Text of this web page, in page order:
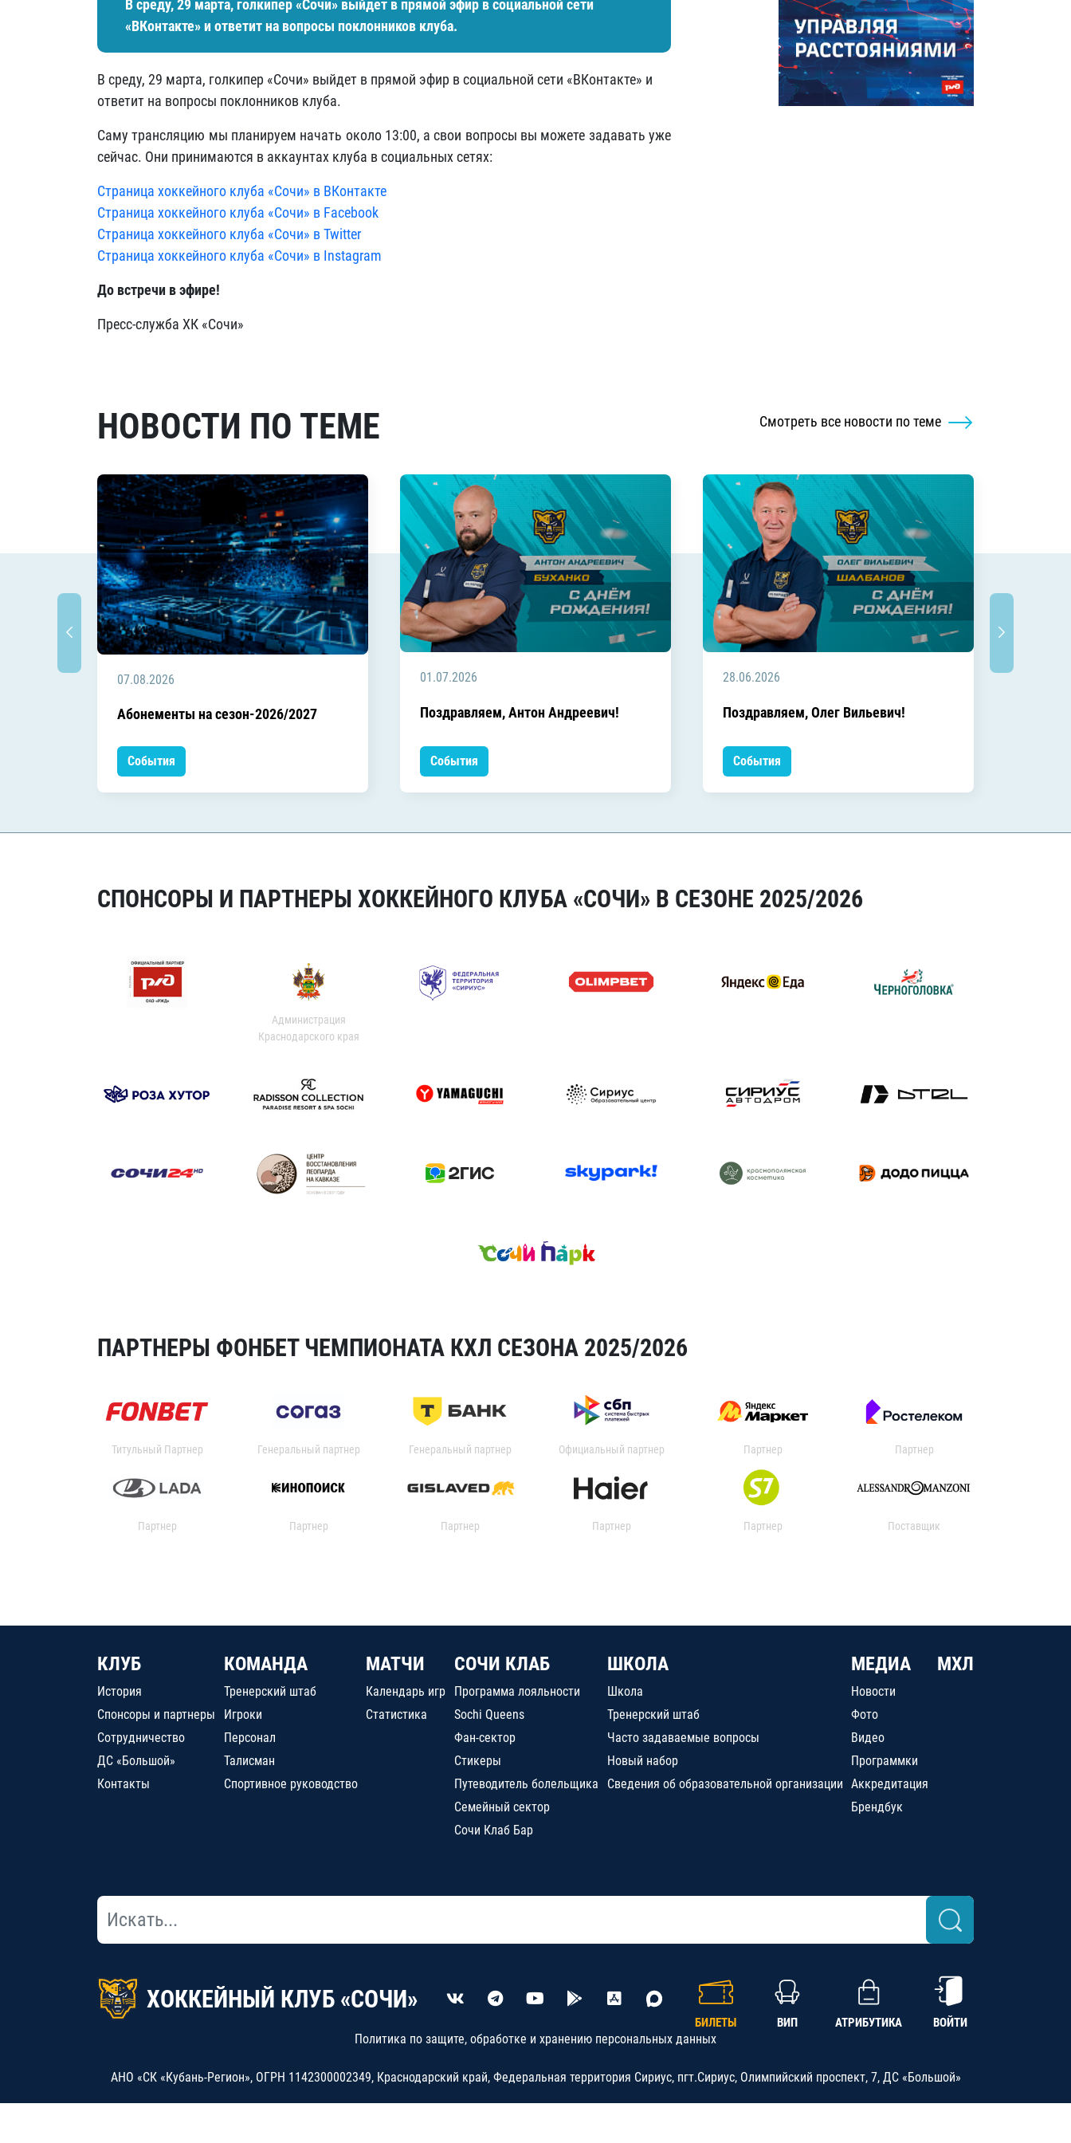
В среду, 29 марта, голкипер «Сочи» выйдет в прямой эфир в социальной сети
«ВКонтакте» и ответит на вопросы поклонников клуба.
В среду, 29 марта, голкипер «Сочи» выйдет в прямой эфир в социальной сети «ВКонтакте» и
ответит на вопросы поклонников клуба.
Саму трансляцию мы планируем начать около 13:00, а свои вопросы вы можете задавать уже
сейчас. Они принимаются в аккаунтах клуба в социальных сетях:
Страница хоккейного клуба «Сочи» в ВКонтакте
Страница хоккейного клуба «Сочи» в Facebook
Страница хоккейного клуба «Сочи» в Twitter
Страница хоккейного клуба «Сочи» в Instagram
До встречи в эфире!
Пресс-служба ХК «Сочи»
НОВОСТИ ПО ТЕМЕ Смотреть все новости по теме
07.08.2026
Абонементы на сезон-2026/2027
События
01.07.2026
Поздравляем, Антон Андреевич!
События
28.06.2026
Поздравляем, Олег Вильевич!
События
СПОНСОРЫ И ПАРТНЕРЫ ХОККЕЙНОГО КЛУБА «СОЧИ» В СЕЗОНЕ 2025/2026
Администрация
Краснодарского края
ПАРТНЕРЫ ФОНБЕТ ЧЕМПИОНАТА КХЛ СЕЗОНА 2025/2026
Титульный Партнер Генеральный партнер Генеральный партнер Официальный партнер Партнер Партнер
Партнер Партнер Партнер Партнер Партнер Поставщик
КЛУБ
История
Спонсоры и партнеры
Сотрудничество
ДС «Большой»
Контакты
КОМАНДА
Тренерский штаб
Игроки
Персонал
Талисман
Спортивное руководство
МАТЧИ
Календарь игр
Статистика
СОЧИ КЛАБ
Программа лояльности
Sochi Queens
Фан-сектор
Стикеры
Путеводитель болельщика
Семейный сектор
Сочи Клаб Бар
ШКОЛА
Школа
Тренерский штаб
Часто задаваемые вопросы
Новый набор
Сведения об образовательной организации
МЕДИА
Новости
Фото
Видео
Программки
Аккредитация
Брендбук
МХЛ
ХОККЕЙНЫЙ КЛУБ «СОЧИ»
БИЛЕТЫ ВИП АТРИБУТИКА ВОЙТИ
Политика по защите, обработке и хранению персональных данных
АНО «СК «Кубань-Регион», ОГРН 1142300002349, Краснодарский край, Федеральная территория Сириус, пгт.Сириус, Олимпийский проспект, 7, ДС «Большой»